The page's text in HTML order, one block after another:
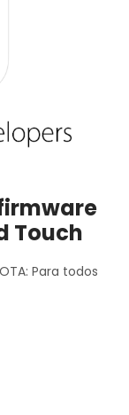
Touch
OTA: Para todos